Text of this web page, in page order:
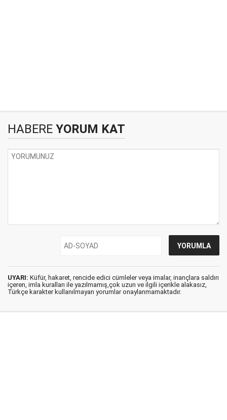
HABERE YORUM KAT
UYARI: Küfür, hakaret, rencide edici cümleler veya imalar, inançlara saldırı
içeren, imla kuralları ile yazılmamış,çok uzun ve ilgili içerikle alakasız,
Türkçe karakter kullanılmayan yorumlar onaylanmamaktadır.